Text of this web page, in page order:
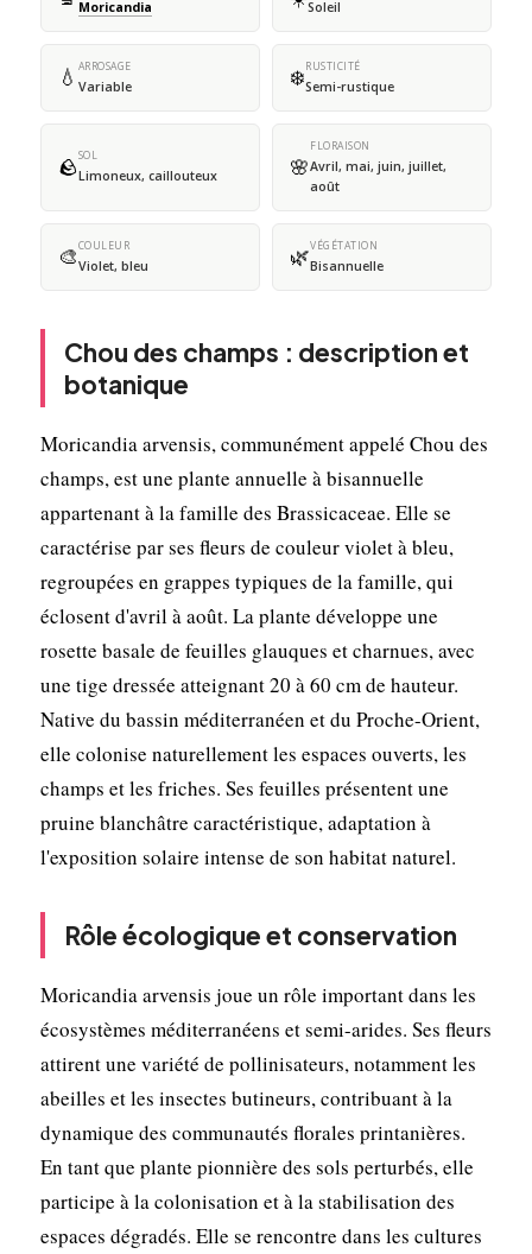
Moricandia Soleil
💧 ARROSAGE
Variable ❄️RUSTICITÉ
Semi-rustique
🪨SOL
Limoneux, caillouteux 🌸
FLORAISON
Avril, mai, juin, juillet,
août
🎨COULEUR
Violet, bleu 🌿VÉGÉTATION
Bisannuelle
Chou des champs : description et
botanique
Moricandia arvensis, communément appelé Chou des
champs, est une plante annuelle à bisannuelle
appartenant à la famille des Brassicaceae. Elle se
caractérise par ses fleurs de couleur violet à bleu,
regroupées en grappes typiques de la famille, qui
éclosent d'avril à août. La plante développe une
rosette basale de feuilles glauques et charnues, avec
une tige dressée atteignant 20 à 60 cm de hauteur.
Native du bassin méditerranéen et du Proche-Orient,
elle colonise naturellement les espaces ouverts, les
champs et les friches. Ses feuilles présentent une
pruine blanchâtre caractéristique, adaptation à
l'exposition solaire intense de son habitat naturel.
Rôle écologique et conservation
Moricandia arvensis joue un rôle important dans les
écosystèmes méditerranéens et semi-arides. Ses fleurs
attirent une variété de pollinisateurs, notamment les
abeilles et les insectes butineurs, contribuant à la
dynamique des communautés florales printanières.
En tant que plante pionnière des sols perturbés, elle
participe à la colonisation et à la stabilisation des
espaces dégradés. Elle se rencontre dans les cultures